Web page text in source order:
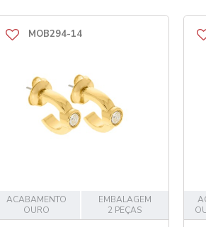
MOB294-14
ACABAMENTO
OURO
EMBALAGEM
2 PEÇAS